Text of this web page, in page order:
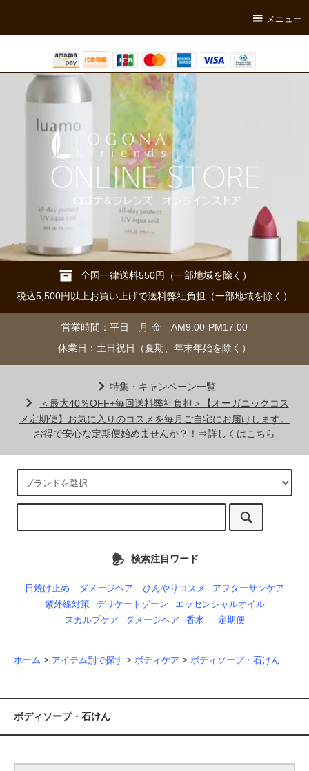
メニュー
全国一律送料550円（一部地域を除く）
税込5,500円以上お買い上げで送料弊社負担（一部地域を除く）
営業時間：平日 月-金 AM9:00-PM17:00
休業日：土日祝日（夏期、年末年始を除く）
特集・キャンペーン一覧
＜最大40％OFF+毎回送料弊社負担＞【オーガニックコス
メ定期便】お気に入りのコスメを毎月ご自宅にお届けします。
お得で安心な定期便始めませんか？！⇒詳しくはこちら
検索注目ワード
日焼け止め ダメージヘア ひんやりコスメ
アフターサンケア
紫外線対策
デリケートゾーン
エッセンシャルオイル
スカルプケア
ダメージヘア 香水 定期便
ホーム > アイテム別で探す > ボディケア > ボディソープ・石けん
ボディソープ・石けん